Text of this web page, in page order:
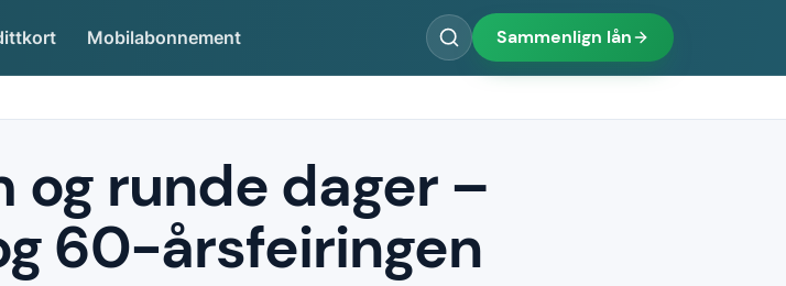
Mobilabonnement Sammenlign lån
og runde dager –
60-årsfeiringen